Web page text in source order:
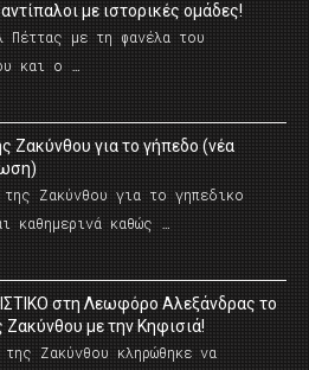
με ιστορικές ομάδες!
Πέττας με τη φανέλα του
και ο …
Ζακύνθου για το γήπεδο (νέα
Ζακύνθου για το γηπεδικο
καθημερινά καθώς …
στη Λεωφόρο Αλεξάνδρας το
Ζακύνθου με την Κηφισιά!
Ζακύνθου κληρώθηκε να